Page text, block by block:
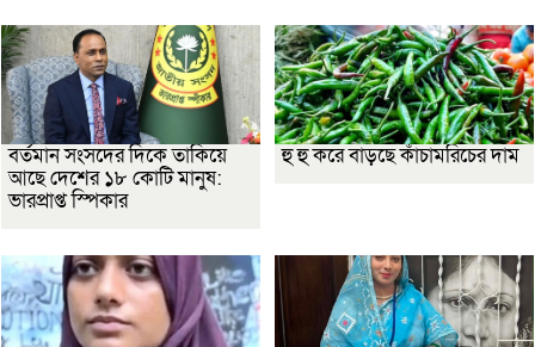
বর্তমান সংসদের দিকে তাকিয়ে
আছে দেশের ১৮ কোটি মানুষ:
ভারপ্রাপ্ত স্পিকার
হু হু করে বাড়ছে কাঁচামরিচের দাম